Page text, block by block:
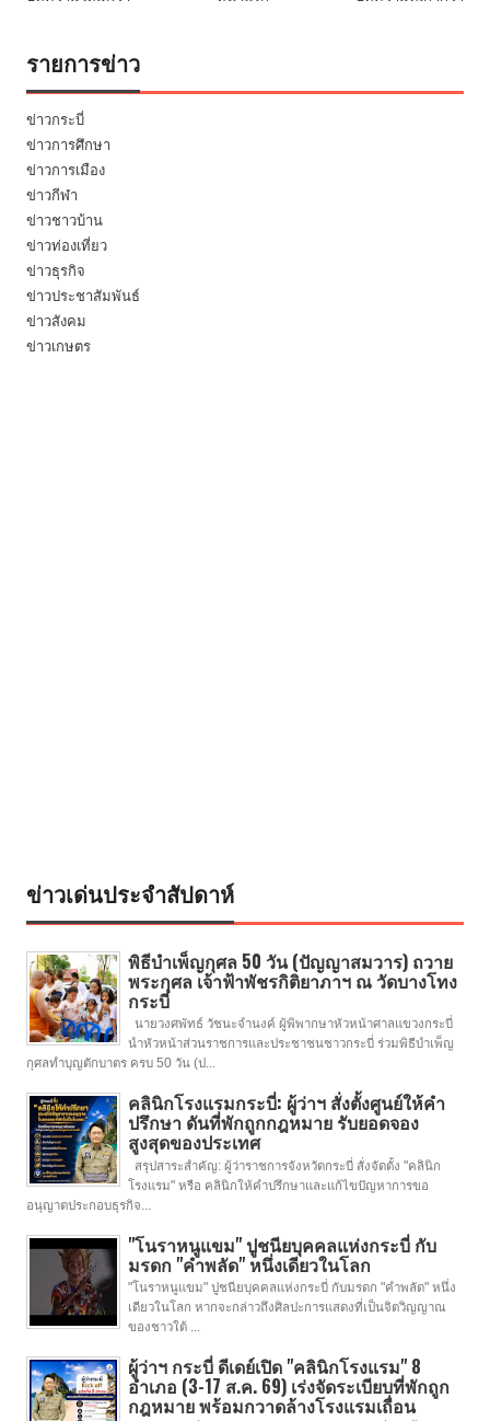
รายการข่าว
ข่าวกระบี่
ข่าวการศึกษา
ข่าวการเมือง
ข่าวกีฬา
ข่าวชาวบ้าน
ข่าวท่องเที่ยว
ข่าวธุรกิจ
ข่าวประชาสัมพันธ์
ข่าวสังคม
ข่าวเกษตร
ข่าวเด่นประจำสัปดาห์
พิธีบำเพ็ญกุศล 50 วัน (ปัญญาสมวาร) ถวาย
พระกุศล เจ้าฟ้าพัชรกิติยาภาฯ ณ วัดบางโทง
กระบี่
นายวงศพัทธ์ วัชนะจำนงค์ ผู้พิพากษาหัวหน้าศาลแขวงกระบี่
นำหัวหน้าส่วนราชการและประชาชนชาวกระบี่ ร่วมพิธีบำเพ็ญ
กุศลทำบุญตักบาตร ครบ 50 วัน (ป...
คลินิกโรงแรมกระบี่: ผู้ว่าฯ สั่งตั้งศูนย์ให้คำ
ปรึกษา ดันที่พักถูกกฎหมาย รับยอดจอง
สูงสุดของประเทศ
สรุปสาระสำคัญ: ผู้ว่าราชการจังหวัดกระบี่ สั่งจัดตั้ง "คลินิก
โรงแรม" หรือ คลินิกให้คำปรึกษาและแก้ไขปัญหาการขอ
อนุญาตประกอบธุรกิจ...
"โนราหนูแขม" ปูชนียบุคคลแห่งกระบี่ กับ
มรดก "คำพลัด" หนึ่งเดียวในโลก
"โนราหนูแขม" ปูชนียบุคคลแห่งกระบี่ กับมรดก "คำพลัด" หนึ่ง
เดียวในโลก หากจะกล่าวถึงศิลปะการแสดงที่เป็นจิตวิญญาณ
ของชาวใต้ ...
ผู้ว่าฯ กระบี่ ดีเดย์เปิด "คลินิกโรงแรม" 8
อำเภอ (3-17 ส.ค. 69) เร่งจัดระเบียบที่พักถูก
กฎหมาย พร้อมกวาดล้างโรงแรมเถื่อน